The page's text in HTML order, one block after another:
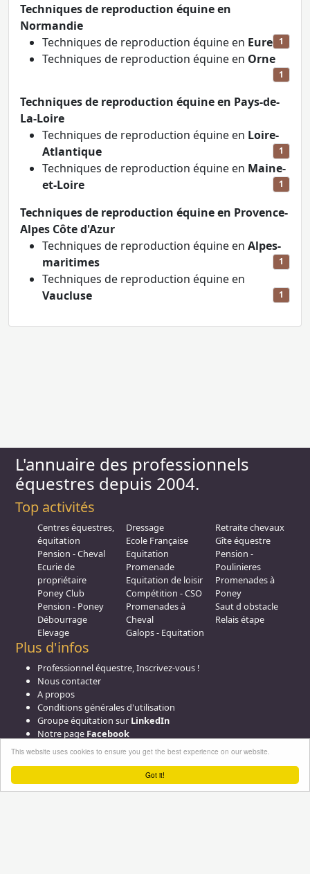
Got it!
This website uses cookies to ensure you get the best experience on our website.
Techniques de reproduction équine en
Normandie
Techniques de reproduction équine en Eure 1
Techniques de reproduction équine en Orne
1
Techniques de reproduction équine en Pays-de-
La-Loire
Techniques de reproduction équine en Loire-
Atlantique
1
Techniques de reproduction équine en Maine-
et-Loire
1
Techniques de reproduction équine en Provence-
Alpes Côte d'Azur
Techniques de reproduction équine en Alpes-
maritimes
1
Techniques de reproduction équine en
Vaucluse
1
L'annuaire des professionnels
équestres depuis 2004.
Top activités
Centres équestres,
équitation
Pension - Cheval
Ecurie de
propriétaire
Poney Club
Pension - Poney
Débourrage
Elevage
Dressage
Ecole Française
Equitation
Promenade
Equitation de loisir
Compétition - CSO
Promenades à
Cheval
Galops - Equitation
Retraite chevaux
Gîte équestre
Pension -
Poulinieres
Promenades à
Poney
Saut d obstacle
Relais étape
Plus d'infos
Professionnel équestre, Inscrivez-vous !
Nous contacter
A propos
Conditions générales d'utilisation
Groupe équitation sur LinkedIn
Notre page Facebook
Annuaire-equestre.com est un service édité par
générée en 3,359375 s. (#annuaire/france/formations